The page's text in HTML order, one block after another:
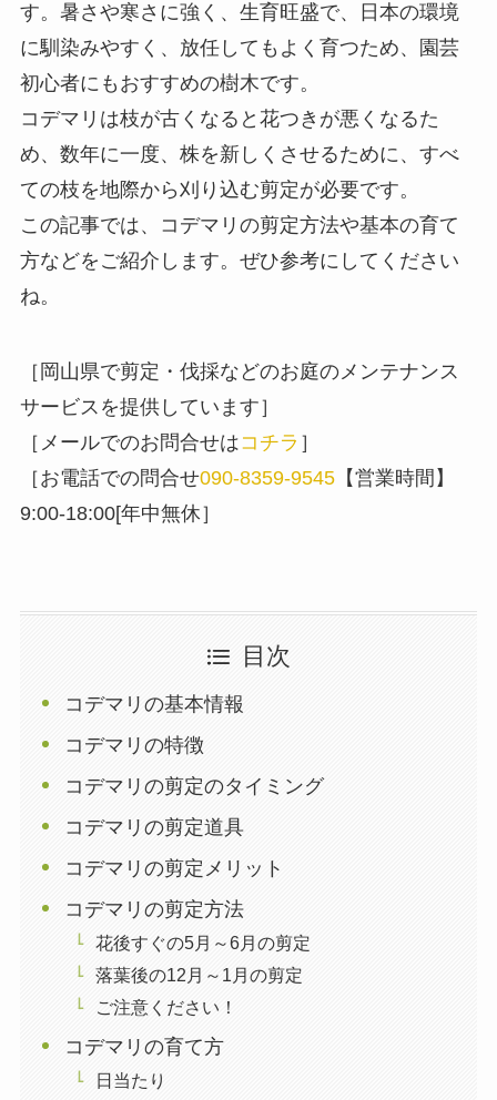
す。暑さや寒さに強く、生育旺盛で、日本の環境
に馴染みやすく、放任してもよく育つため、園芸
初心者にもおすすめの樹木です。
コデマリは枝が古くなると花つきが悪くなるた
め、数年に一度、株を新しくさせるために、すべ
ての枝を地際から刈り込む剪定が必要です。
この記事では、コデマリの剪定方法や基本の育て
方などをご紹介します。ぜひ参考にしてください
ね。
［岡山県で剪定・伐採などのお庭のメンテナンス
サービスを提供しています］
［メールでのお問合せはコチラ ］
［お電話での問合せ090-8359-9545【営業時間】
9:00-18:00[年中無休］
目次
コデマリの基本情報
コデマリの特徴
コデマリの剪定のタイミング
コデマリの剪定道具
コデマリの剪定メリット
コデマリの剪定方法
花後すぐの5月～6月の剪定
落葉後の12月～1月の剪定
ご注意ください！
コデマリの育て方
日当たり